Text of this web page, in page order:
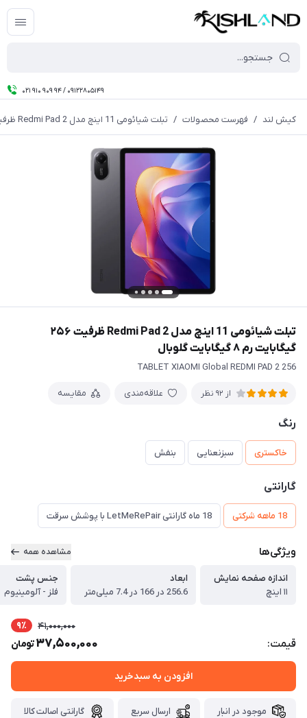
021 910 909 94 / 09122805149
کیش لند / فهرست محصولات / تبلت شیائومی 11 اینچ مدل Redmi Pad 2 ظرفیت ۲۵۶ گیگابایت رم ۸ گیگابایت گلوبال
تبلت شیائومی 11 اینچ مدل Redmi Pad 2 ظرفیت ۲۵۶
گیگابایت رم ۸ گیگابایت گلوبال
TABLET XIAOMI Global REDMI PAD 2 256
از 92 نظر علاقه‌مندی مقایسه
رنگ
خاکستری سبزنعنایی بنفش
گارانتی
18 ماهه شرکتی 18 ماه گارانتی LetMeRePair با پوشش سرقت
ویژگی‌ها مشاهده همه
اندازه صفحه نمایش
۱۱ اینچ
ابعاد
256.6 در 166 در 7.4 میلی‌متر
جنس پشت
فلز - آلومینیوم
قیمت:
41,000,000 9٪
37,500,000تومان
افزودن به سبدخرید
موجود در انبار ارسال سریع گارانتی اصالت کالا